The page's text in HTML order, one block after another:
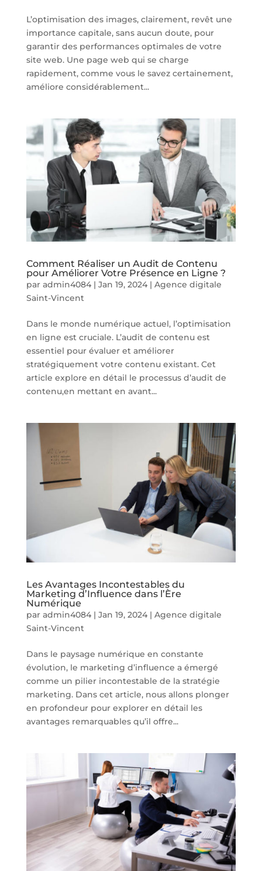
L’optimisation des images, clairement, revêt une
importance capitale, sans aucun doute, pour
garantir des performances optimales de votre
site web. Une page web qui se charge
rapidement, comme vous le savez certainement,
améliore considérablement...
Comment Réaliser un Audit de Contenu
pour Améliorer Votre Présence en Ligne ?
par admin4084| Jan 19, 2024| Agence digitale
Saint-Vincent
Dans le monde numérique actuel, l’optimisation
en ligne est cruciale. L’audit de contenu est
essentiel pour évaluer et améliorer
stratégiquement votre contenu existant. Cet
article explore en détail le processus d’audit de
contenu,en mettant en avant...
Les Avantages Incontestables du
Marketing d’Influence dans l’Ère
Numérique
par admin4084| Jan 19, 2024| Agence digitale
Saint-Vincent
Dans le paysage numérique en constante
évolution, le marketing d’influence a émergé
comme un pilier incontestable de la stratégie
marketing. Dans cet article, nous allons plonger
en profondeur pour explorer en détail les
avantages remarquables qu’il offre...